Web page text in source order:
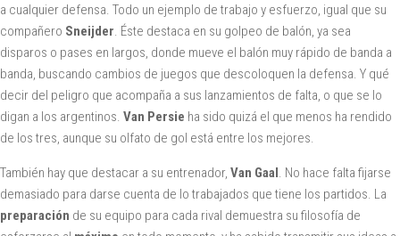
a cualquier defensa. Todo un ejemplo de trabajo y esfuerzo, igual que su
compañero Sneijder. Éste destaca en su golpeo de balón, ya sea
disparos o pases en largos, donde mueve el balón muy rápido de banda a
banda, buscando cambios de juegos que descoloquen la defensa. Y qué
decir del peligro que acompaña a sus lanzamientos de falta, o que se lo
digan a los argentinos. Van Persie ha sido quizá el que menos ha rendido
de los tres, aunque su olfato de gol está entre los mejores.
También hay que destacar a su entrenador, Van Gaal. No hace falta fijarse
demasiado para darse cuenta de lo trabajados que tiene los partidos. La
preparación de su equipo para cada rival demuestra su filosofía de